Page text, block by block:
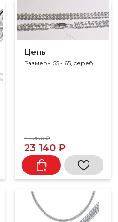
Цепь
Размеры 55 - 65, серебро 925
46 280 ₽
23 140 ₽